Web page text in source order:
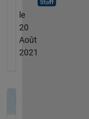
le
20
Août
2021